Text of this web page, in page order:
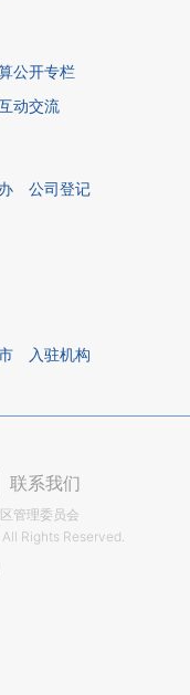
公开专栏
动交流
公司登记
入驻机构
联系我们
管理委员会
Rights Reserved.